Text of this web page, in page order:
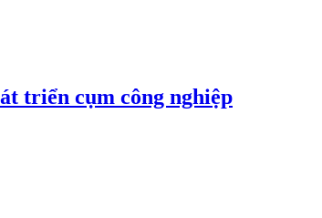
triển cụm công nghiệp